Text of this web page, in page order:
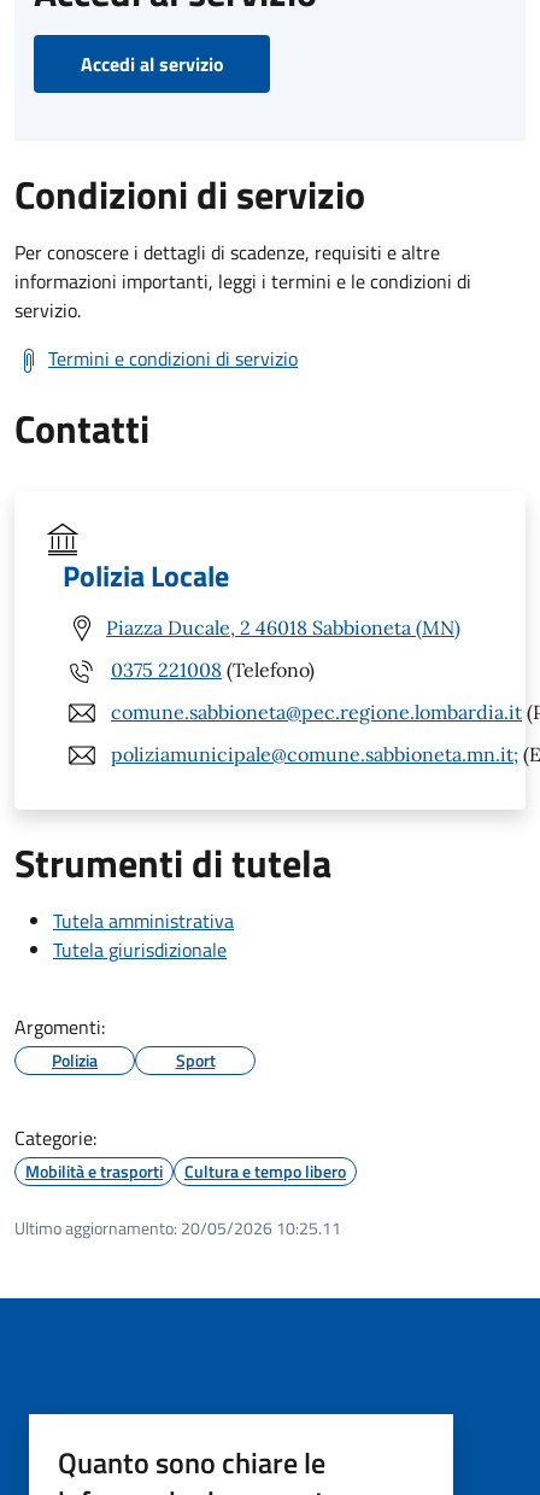
Accedi al servizio
Condizioni di servizio
Per conoscere i dettagli di scadenze, requisiti e altre
informazioni importanti, leggi i termini e le condizioni di
servizio.
Termini e condizioni di servizio
Contatti
Polizia Locale
Piazza Ducale, 2 46018 Sabbioneta (MN)
0375 221008 (Telefono)
comune.sabbioneta@pec.regione.lombardia.it
poliziamunicipale@comune.sabbioneta.mn.it;
Strumenti di tutela
Tutela amministrativa
Tutela giurisdizionale
Argomenti:
Polizia Sport
Categorie:
Mobilità e trasporti Cultura e tempo libero
Ultimo aggiornamento: 20/05/2026 10:25.11
Quanto sono chiare le